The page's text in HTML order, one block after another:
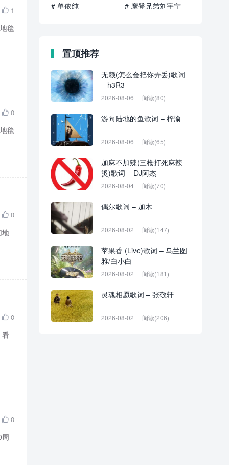
 1
毯
 0
毯
 0
地
 0
看
 0
# 单依纯
# 摩登兄弟刘宇宁
置顶推荐
无赖(怎么会把你弄丢)歌词
– h3R3
2026-08-06 阅读(80)
游向陆地的鱼歌词 – 梓渝
2026-08-06 阅读(65)
加麻不加辣(三枪打死麻辣
烫)歌词 – DJ阿杰
2026-08-04 阅读(70)
偶尔歌词 – 加木
2026-08-02 阅读(147)
苹果香 (Live)歌词 – 乌兰图
雅/白小白
2026-08-02 阅读(181)
灵魂相愿歌词 – 张敬轩
2026-08-02 阅读(206)